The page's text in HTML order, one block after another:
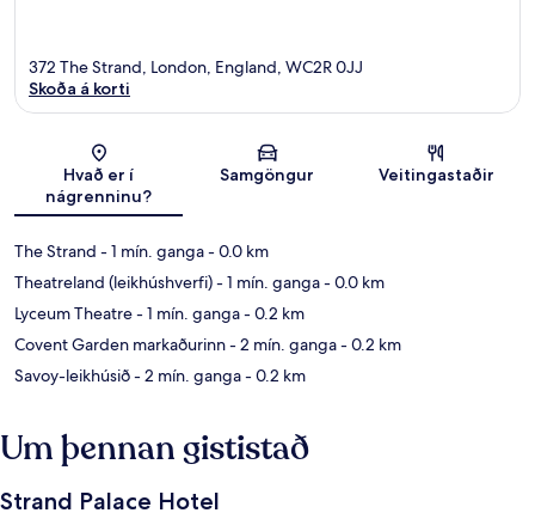
Kort
372 The Strand, London, England, WC2R 0JJ
Skoða á korti
Hvað er í
nágrenninu?
Samgöngur Veitingastaðir
The Strand - 1 mín. ganga- 0.0 km
Theatreland (leikhúshverfi)- 1 mín. ganga- 0.0 km
Lyceum Theatre- 1 mín. ganga- 0.2 km
Covent Garden markaðurinn- 2 mín. ganga- 0.2 km
Savoy-leikhúsið- 2 mín. ganga- 0.2 km
Um þennan gististað
Strand Palace Hotel